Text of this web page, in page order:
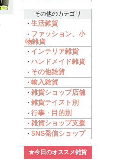
その他のカテゴリ
・ 生活雑貨
・ ファッション、小
物雑貨
・ インテリア雑貨
・ ハンドメイド雑貨
・ その他雑貨
・ 輸入雑貨
・ 雑貨ショップ店舗
・ 雑貨テイスト別
・ 行事・目的別
・ 雑貨ショップ支援
・ SNS発信ショップ
★今日のオススメ雑貨